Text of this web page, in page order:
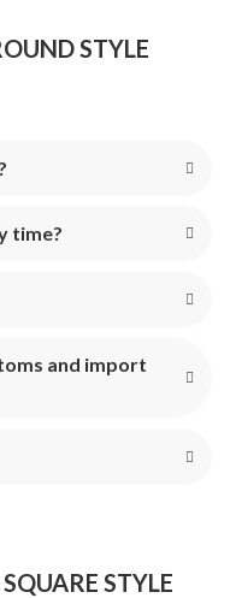
STYLE
time?
and import
STYLE